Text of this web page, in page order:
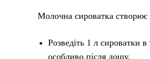
Молочна сироватка створює
Розведіть 1 л сироватки
особливо після дощу.